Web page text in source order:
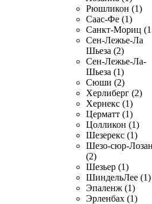
Рюшликон (1)
Саас-Фе (1)
Санкт-Мориц
Сен-Лежье-Ла
Шьеза (2)
Сен-Лежье-Ла-
Шьеза (1)
Сюши (2)
Херлиберг (2)
Хернекс (1)
Церматт (1)
Цолликон (1)
Шезерекс (1)
Шезо-сюр-
(2)
Шезьер (1)
ШиндельЛее (1)
Эпаленж (1)
Эрленбах (1)